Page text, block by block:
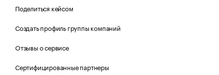
Поделиться кейсом
Создать профиль группы компаний
Отзывы о сервисе
Сертифицированные партнеры